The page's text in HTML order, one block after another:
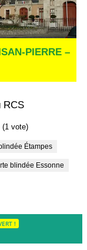
PIERRE –
RCS
(1 vote)
Étampes
blindée Essonne
!